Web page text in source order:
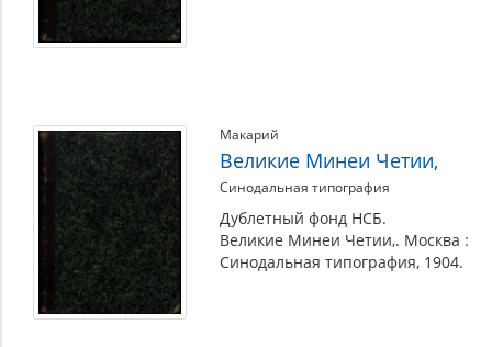
Макарий
Великие Минеи Четии,
Синодальная типография
Дублетный фонд НСБ.
Великие Минеи Четии,. Москва :
Синодальная типография, 1904.